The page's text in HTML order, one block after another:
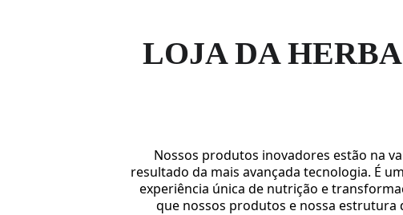
Nossos produtos inovadores estão na
resultado da mais avançada tecnologia. É
experiência única de nutrição e
que nossos produtos e nossa estrutura
LOJA DA